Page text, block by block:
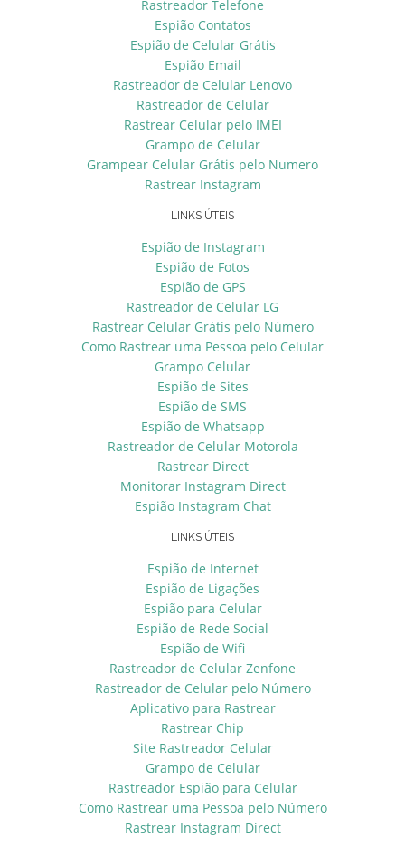
Rastreador Telefone
Espião Contatos
Espião de Celular Grátis
Espião Email
Rastreador de Celular Lenovo
Rastreador de Celular
Rastrear Celular pelo IMEI
Grampo de Celular
Grampear Celular Grátis pelo Numero
Rastrear Instagram
LINKS ÚTEIS
Espião de Instagram
Espião de Fotos
Espião de GPS
Rastreador de Celular LG
Rastrear Celular Grátis pelo Número
Como Rastrear uma Pessoa pelo Celular
Grampo Celular
Espião de Sites
Espião de SMS
Espião de Whatsapp
Rastreador de Celular Motorola
Rastrear Direct
Monitorar Instagram Direct
Espião Instagram Chat
LINKS ÚTEIS
Espião de Internet
Espião de Ligações
Espião para Celular
Espião de Rede Social
Espião de Wifi
Rastreador de Celular Zenfone
Rastreador de Celular pelo Número
Aplicativo para Rastrear
Rastrear Chip
Site Rastreador Celular
Grampo de Celular
Rastreador Espião para Celular
Como Rastrear uma Pessoa pelo Número
Rastrear Instagram Direct